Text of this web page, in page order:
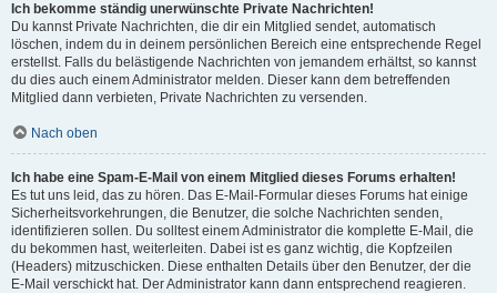
Ich bekomme ständig unerwünschte Private Nachrichten!
Du kannst Private Nachrichten, die dir ein Mitglied sendet, automatisch
löschen, indem du in deinem persönlichen Bereich eine entsprechende Regel
erstellst. Falls du belästigende Nachrichten von jemandem erhältst, so kannst
du dies auch einem Administrator melden. Dieser kann dem betreffenden
Mitglied dann verbieten, Private Nachrichten zu versenden.
Nach oben
Ich habe eine Spam-E-Mail von einem Mitglied dieses Forums erhalten!
Es tut uns leid, das zu hören. Das E-Mail-Formular dieses Forums hat einige
Sicherheitsvorkehrungen, die Benutzer, die solche Nachrichten senden,
identifizieren sollen. Du solltest einem Administrator die komplette E-Mail, die
du bekommen hast, weiterleiten. Dabei ist es ganz wichtig, die Kopfzeilen
(Headers) mitzuschicken. Diese enthalten Details über den Benutzer, der die
E-Mail verschickt hat. Der Administrator kann dann entsprechend reagieren.